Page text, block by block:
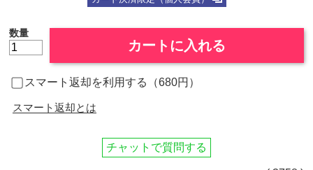
数量
カートに入れる
スマート返却を利用する（680円）
スマート返却とは
チャットで質問する